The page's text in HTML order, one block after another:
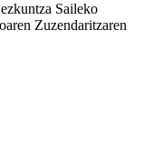
Saileko
Zuzendaritzaren